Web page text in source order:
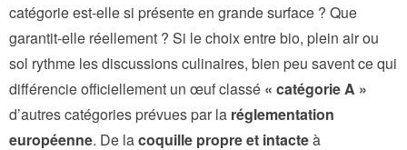
catégorie est-elle si présente en grande surface ? Que
garantit-elle réellement ? Si le choix entre bio, plein air ou
sol rythme les discussions culinaires, bien peu savent ce qui
différencie officiellement un œuf classé « catégorie A »
d’autres catégories prévues par la réglementation
européenne. De lacoquille propre et intacteà